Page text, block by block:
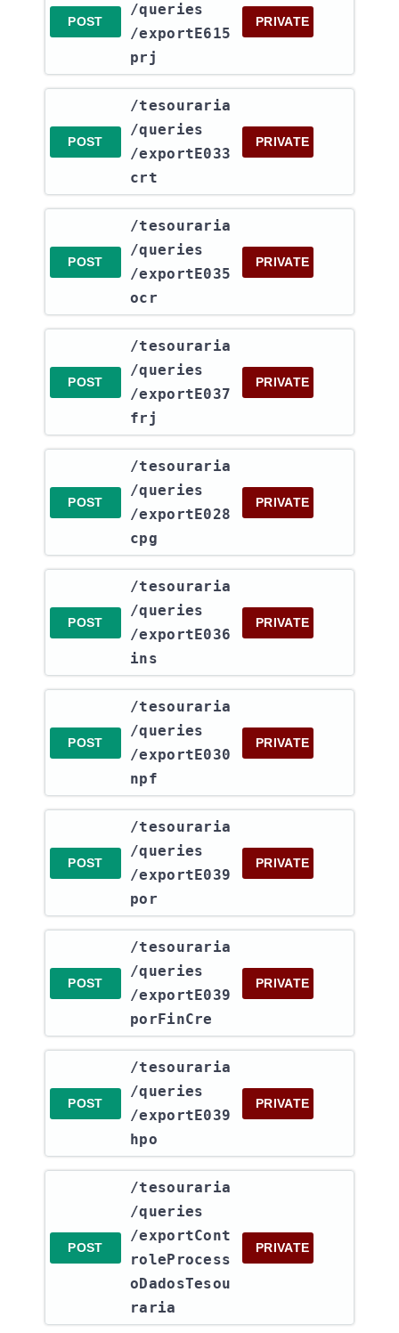
POST
/queries​
/exportE615
prj
PRIVATE
POST
​/tesouraria​
/queries​
/exportE033
crt
PRIVATE
POST
​/tesouraria​
/queries​
/exportE035
ocr
PRIVATE
POST
​/tesouraria​
/queries​
/exportE037
frj
PRIVATE
POST
​/tesouraria​
/queries​
/exportE028
cpg
PRIVATE
POST
​/tesouraria​
/queries​
/exportE036
ins
PRIVATE
POST
​/tesouraria​
/queries​
/exportE030
npf
PRIVATE
POST
​/tesouraria​
/queries​
/exportE039
por
PRIVATE
POST
​/tesouraria​
/queries​
/exportE039
porFinCre
PRIVATE
POST
​/tesouraria​
/queries​
/exportE039
hpo
PRIVATE
POST
​/tesouraria​
/queries​
/exportCont
roleProcess
oDadosTesou
raria
PRIVATE